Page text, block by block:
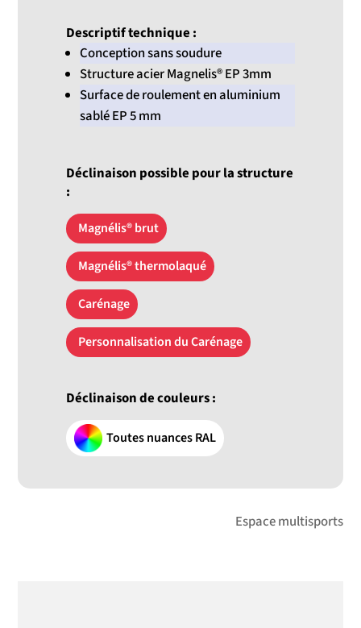
Descriptif technique :
Conception sans soudure
Structure acier Magnelis® EP 3mm
Surface de roulement en aluminium
sablé EP 5 mm
Déclinaison possible pour la structure
:
Magnélis® brut
Magnélis® thermolaqué
Carénage
Personnalisation du Carénage
Déclinaison de couleurs :
Toutes nuances RAL
Espace multisports